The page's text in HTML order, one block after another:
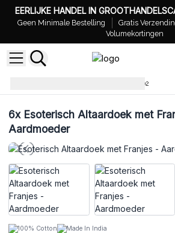
EERLIJKE HANDEL IN
Geen Minimale Bestelling Gratis
Volumekortingen
AltC-02
6xEsoterisch Altaardoek met
Aardmoeder
100% Cotton Made In India